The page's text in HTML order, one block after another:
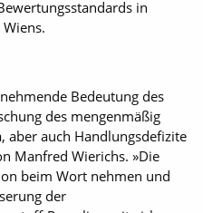
in
Bedeutung des
des mengenmäßig
aber auch Handlungsdefizite
Manfred Wierichs. »Die
beim Wort nehmen und
der